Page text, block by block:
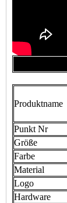
Produktname
Punkt Nr
Größe
Farbe
Material
Logo
Hardware